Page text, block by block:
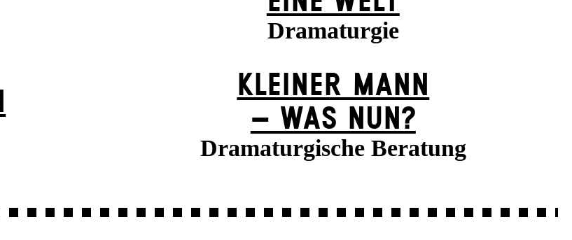
Dramaturgie
KLEINER MANN
– WAS NUN?
Dramaturgische Beratung